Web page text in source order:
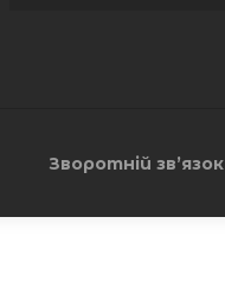
Зворотній зв’язок